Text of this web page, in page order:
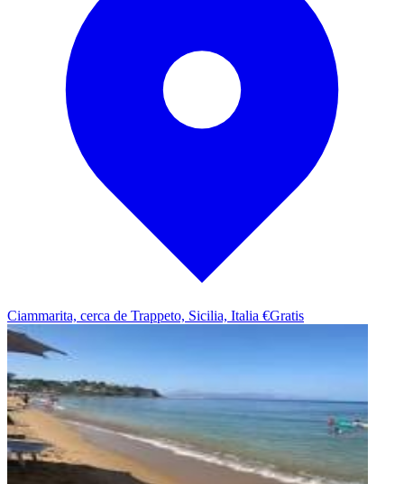
Ciammarita, cerca de Trappeto, Sicilia, Italia €Gratis